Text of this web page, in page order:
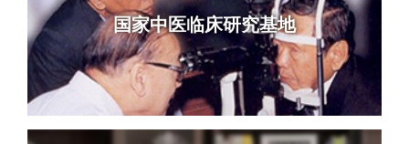
国家中医临床研究基地